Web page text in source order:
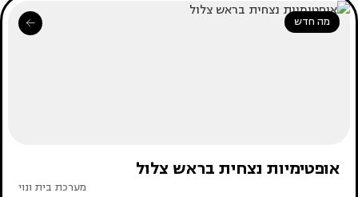
מה חדש
אופטימיות נצחית בראש צלול
מערכת בית ונוי